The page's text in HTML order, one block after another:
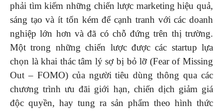
phải tìm kiếm những chiến lược marketing hiệu quả,
sáng tạo và ít tốn kém để cạnh tranh với các doanh
nghiệp lớn hơn và đã có chỗ đứng trên thị trường.
Một trong những chiến lược được các startup lựa
chọn là khai thác tâm lý sợ bị bỏ lỡ (Fear of Missing
Out – FOMO) của người tiêu dùng thông qua các
chương trình ưu đãi giới hạn, chiến dịch giảm giá
độc quyền, hay tung ra sản phẩm theo hình thức